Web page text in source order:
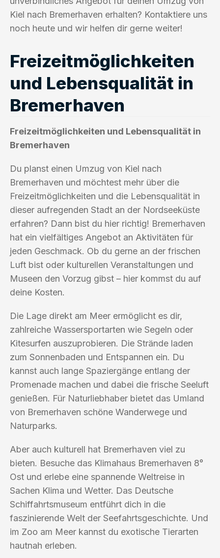
Kiel nach Bremerhaven erhalten? Kontaktiere uns
noch heute und wir helfen dir gerne weiter!
Freizeitmöglichkeiten
und Lebensqualität in
Bremerhaven
Freizeitmöglichkeiten und Lebensqualität in
Bremerhaven
Du planst einen Umzug von Kiel nach
Bremerhaven und möchtest mehr über die
Freizeitmöglichkeiten und die Lebensqualität in
dieser aufregenden Stadt an der Nordseeküste
erfahren? Dann bist du hier richtig! Bremerhaven
hat ein vielfältiges Angebot an Aktivitäten für
jeden Geschmack. Ob du gerne an der frischen
Luft bist oder kulturellen Veranstaltungen und
Museen den Vorzug gibst – hier kommst du auf
deine Kosten.
Die Lage direkt am Meer ermöglicht es dir,
zahlreiche Wassersportarten wie Segeln oder
Kitesurfen auszuprobieren. Die Strände laden
zum Sonnenbaden und Entspannen ein. Du
kannst auch lange Spaziergänge entlang der
Promenade machen und dabei die frische Seeluft
genießen. Für Naturliebhaber bietet das Umland
von Bremerhaven schöne Wanderwege und
Naturparks.
Aber auch kulturell hat Bremerhaven viel zu
bieten. Besuche das Klimahaus Bremerhaven 8°
Ost und erlebe eine spannende Weltreise in
Sachen Klima und Wetter. Das Deutsche
Schiffahrtsmuseum entführt dich in die
faszinierende Welt der Seefahrtsgeschichte. Und
im Zoo am Meer kannst du exotische Tierarten
hautnah erleben.